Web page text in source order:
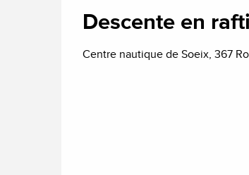
Descente en
Centre nautique de Soeix, 367